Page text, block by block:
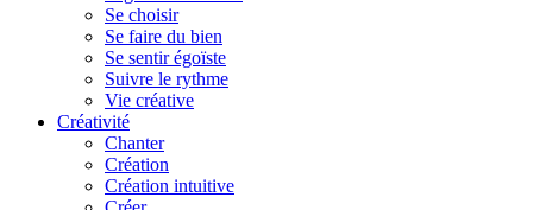
Se choisir
Se faire du bien
Se sentir égoïste
Suivre le rythme
Vie créative
Créativité
Chanter
Création
Création intuitive